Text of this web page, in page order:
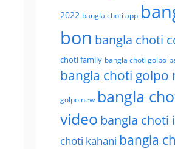
2022 bangla choti app
bon bangla choti
choti family bangla choti golpo
bangla choti golpo
golpo new bangla
video bangla choti
choti kahani bangla